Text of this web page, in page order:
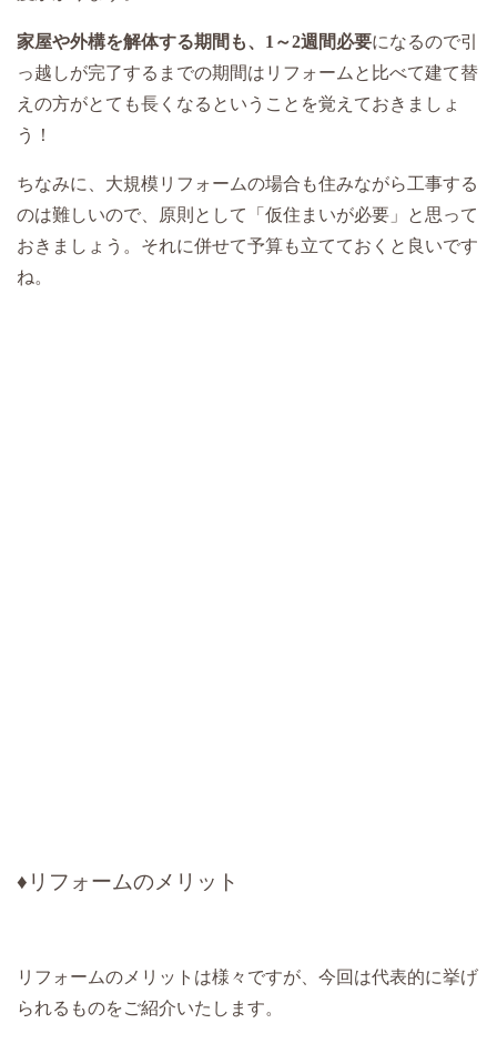
家屋や外構を解体する期間も、1～2週間必要になるので引
っ越しが完了するまでの期間はリフォームと比べて建て替
えの方がとても長くなるということを覚えておきましょ
う！
ちなみに、大規模リフォームの場合も住みながら工事する
のは難しいので、原則として「仮住まいが必要」と思って
おきましょう。それに併せて予算も立てておくと良いです
ね。
♦リフォームのメリット
リフォームのメリットは様々ですが、今回は代表的に挙げ
られるものをご紹介いたします。